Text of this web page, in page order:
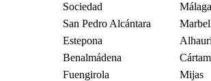
Sociedad
San Pedro Alcántara
Estepona
Benalmádena
Fuengirola
Mijas